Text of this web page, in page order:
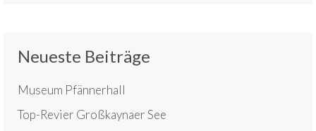
Neueste Beiträge
Museum Pfännerhall
Top-Revier Großkaynaer See